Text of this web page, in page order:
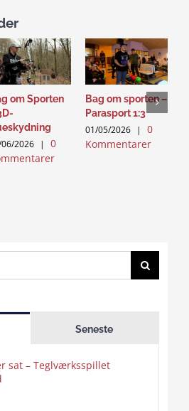
om Sporten
2026 |
0
Bag om sporten –
Parasport 1:3
01/05/2026 |
0
Kommentarer
Seneste
sat – Teglværksspillet